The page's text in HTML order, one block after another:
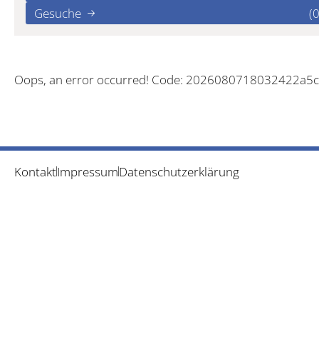
Gesuche
Oops, an error occurred! Code:
KontaktImpressumDatenschutzerklärung